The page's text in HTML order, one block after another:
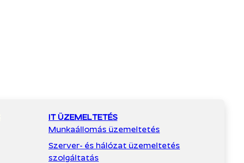
IT ÜZEMELTETÉS
Munkaállomás üzemeltetés
Szerver- és hálózat üzemeltetés
szolgáltatás